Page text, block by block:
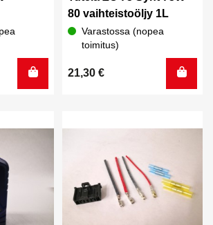
80 vaihteistoöljy 1L
Varastossa (nopea
toimitus)
21,30 €